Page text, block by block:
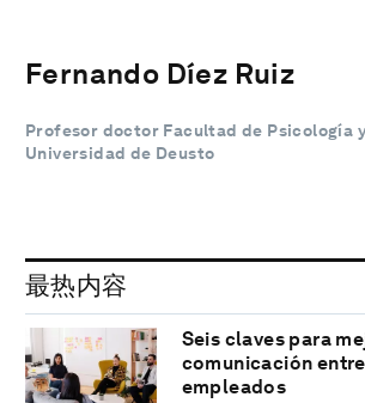
Fernando Díez Ruiz
Profesor doctor Facultad de Psicología
Universidad de Deusto
最热内容
Seis claves para
comunicación
empleados